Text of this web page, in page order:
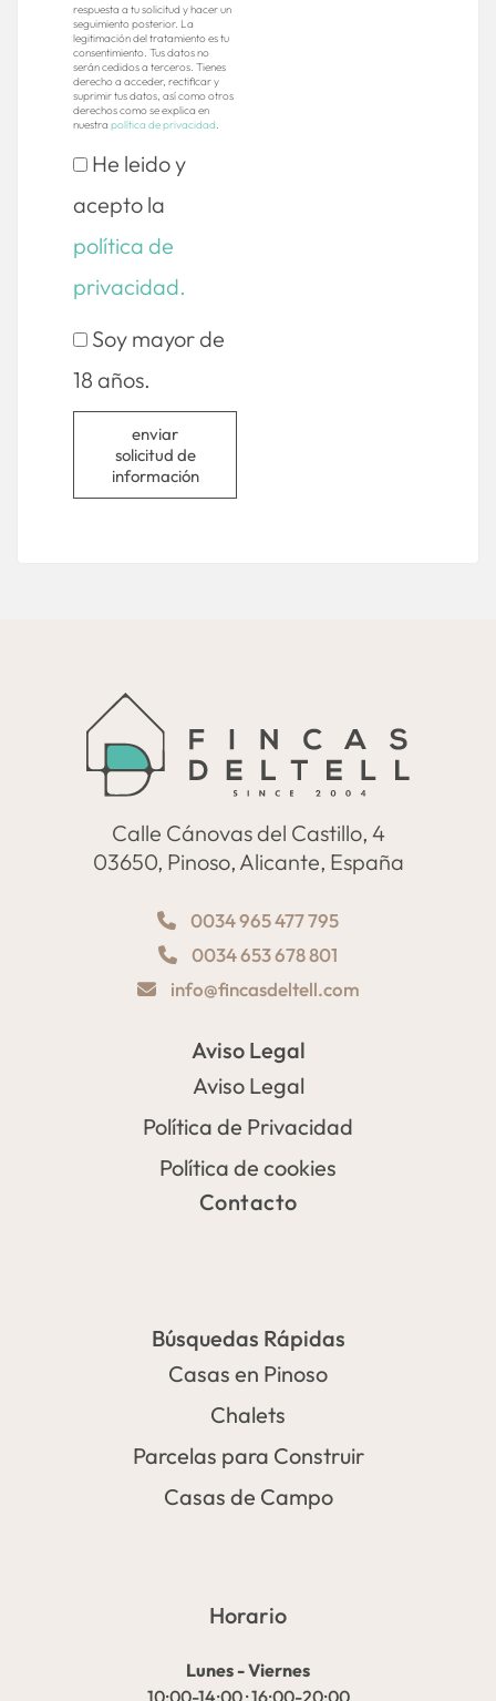
respuesta a tu solicitud y hacer un
seguimiento posterior. La
legitimación del tratamiento es tu
consentimiento. Tus datos no
serán cedidos a terceros. Tienes
derecho a acceder, rectificar y
suprimir tus datos, así como otros
derechos como se explica en
nuestra política de privacidad.
He leido y
acepto la
política de
privacidad.
Soy mayor de
18 años.
enviar
solicitud de
información
Calle Cánovas del Castillo, 4
03650, Pinoso, Alicante, España
0034 965 477 795
0034 653 678 801
info@fincasdeltell.com
Aviso Legal
Aviso Legal
Política de Privacidad
Política de cookies
Contacto
Búsquedas Rápidas
Casas en Pinoso
Chalets
Parcelas para Construir
Casas de Campo
Horario
Lunes - Viernes